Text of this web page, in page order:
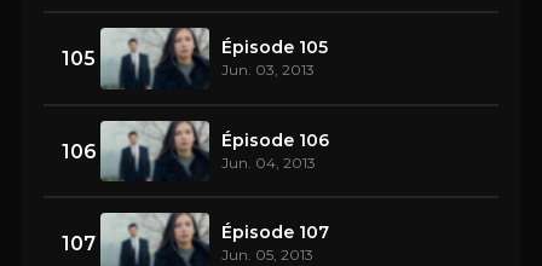
105 Épisode 105
Jun. 03, 2013
106 Épisode 106
Jun. 04, 2013
107 Épisode 107
Jun. 05, 2013